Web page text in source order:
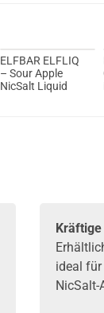
ELFBAR ELFLIQ
– Sour Apple
NicSalt Liquid
ideal
NicSalt-